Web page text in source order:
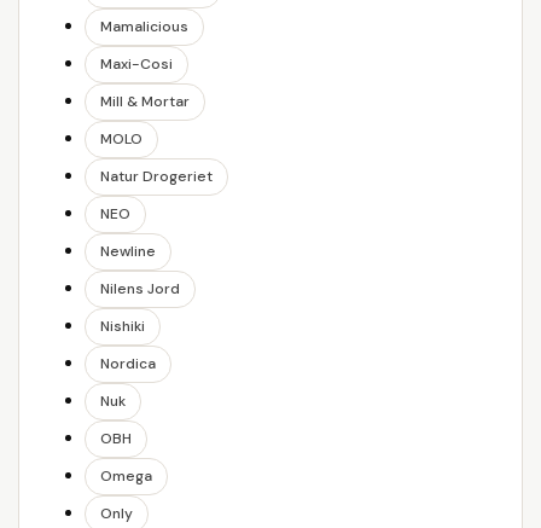
Mamalicious
Maxi-Cosi
Mill & Mortar
MOLO
Natur Drogeriet
NEO
Newline
Nilens Jord
Nishiki
Nordica
Nuk
OBH
Omega
Only